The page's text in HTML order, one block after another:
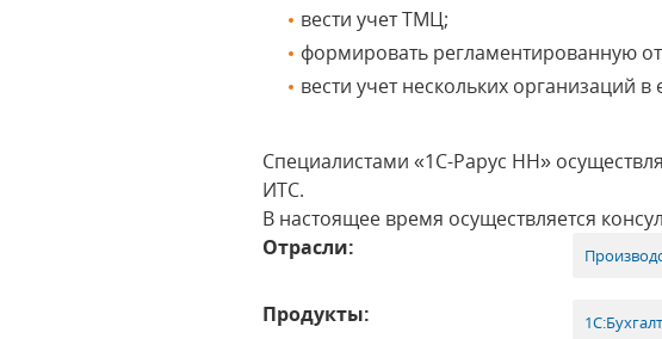
вести учет ТМЦ;
формировать регламентированную
вести учет нескольких организаций
Специалистами «1С-Рарус НН»
ИТС.
В настоящее время осуществляется
Отрасли:
Продукты: